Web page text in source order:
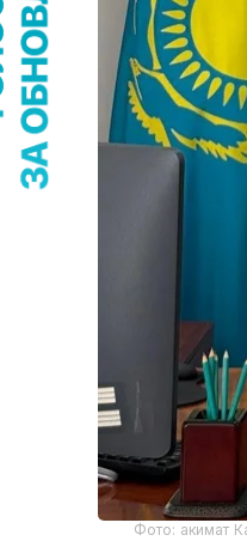
Фото: акимат